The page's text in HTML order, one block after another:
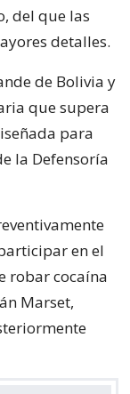
del que las
detalles.
de Bolivia y
que supera
para
la Defensoría
en el
robar cocaína
Marset,